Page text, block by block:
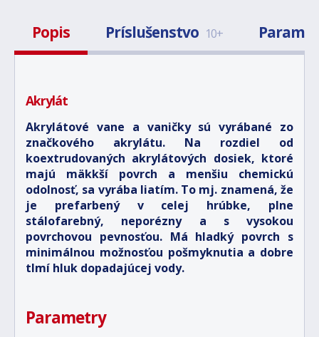
Popis Príslušenstvo 10+
Akrylát
Akrylátové vane a vaničky sú vyrábané zo
značkového akrylátu. Na rozdiel od
koextrudovaných akrylátových dosiek, ktoré
majú mäkkší povrch a menšiu chemickú
odolnosť, sa vyrába liatím. To mj. znamená, že
je prefarbený v celej hrúbke, plne
stálofarebný, neporézny a s vysokou
povrchovou pevnosťou. Má hladký povrch s
minimálnou možnosťou pošmyknutia a dobre
tlmí hluk dopadajúcej vody.
Parametry